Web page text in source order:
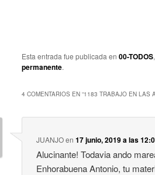
Esta entrada fue publicada en 00-TODOS,
permanente.
4 COMENTARIOS EN “1183 TRABAJO EN LAS
JUANJOen17 junio, 2019 a las
Alucinante! Todavia ando
Enhorabuena Antonio, tu